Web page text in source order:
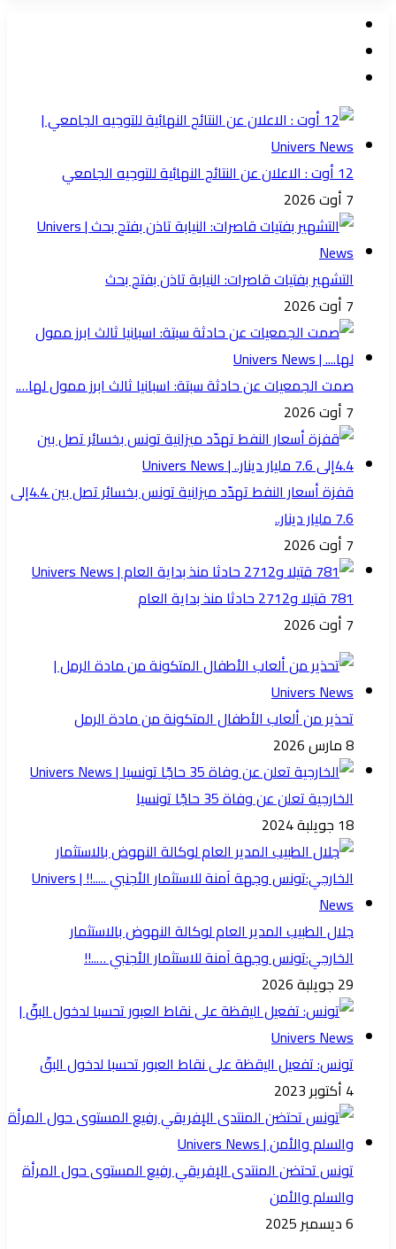
12 أوت : الاعلان عن النتائج النهائية للتوجيه الجامعي
7 أوت 2026
التشهير بفتيات قاصرات: النيابة تاذن بفتح بحث
7 أوت 2026
صمت الجمعيات عن حادثة سبتة: اسبانيا ثالث ابرز ممول لها….
7 أوت 2026
قفزة أسعار النفط تهدّد ميزانية تونس بخسائر تصل بين 4.4إلى
7.6 مليار دينار..
7 أوت 2026
781 قتيلا و2712 حادثا منذ بداية العام
7 أوت 2026
تحذير من ألعاب الأطفال المتكونة من مادة الرمل
8 مارس 2026
الخارجية تعلن عن وفاة 35 حاجّا تونسيا
18 جويلبة 2024
جلال الطبيب المدير العام لوكالة النهوض بالاستثمار
الخارجي:تونس وجهة آمنة للاستثمار الأجنبي …..!!
29 جويلبة 2026
تونس: تفعيل اليقظة على نقاط العبور تحسبا لدخول البقّ
4 أكتوبر 2023
تونس تحتضن المنتدى الإفريقي رفيع المستوى حول المرأة
والسلم والأمن
6 ديسمبر 2025